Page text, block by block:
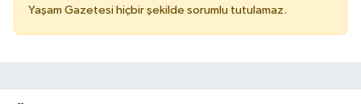
Yaşam Gazetesi hiçbir şekilde sorumlu tutulamaz.